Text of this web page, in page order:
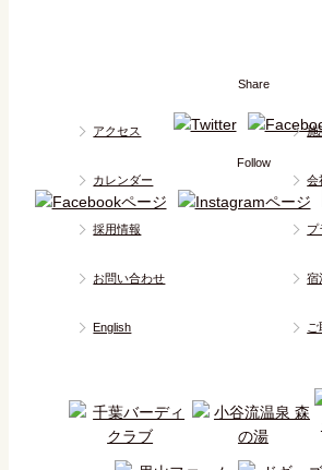
Share
Follow
アクセス 施
カレンダー 会
採用情報 プ
お問い合わせ 宿
English